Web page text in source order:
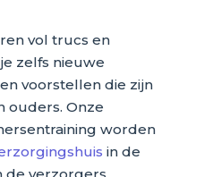
vol trucs en
zelfs nieuwe
voorstellen die zijn
ouders. Onze
worden
in de